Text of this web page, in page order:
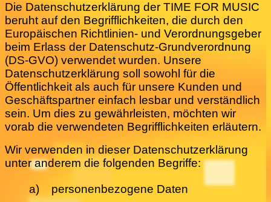
Die Datenschutzerklärung der TIME FOR MUSIC
beruht auf den Begrifflichkeiten, die durch den
Europäischen Richtlinien- und Verordnungsgeber
beim Erlass der Datenschutz-Grundverordnung
(DS-GVO) verwendet wurden. Unsere
Datenschutzerklärung soll sowohl für die
Öffentlichkeit als auch für unsere Kunden und
Geschäftspartner einfach lesbar und verständlich
sein. Um dies zu gewährleisten, möchten wir
vorab die verwendeten Begrifflichkeiten erläutern.
Wir verwenden in dieser Datenschutzerklärung
unter anderem die folgenden Begriffe:
a) personenbezogene Daten